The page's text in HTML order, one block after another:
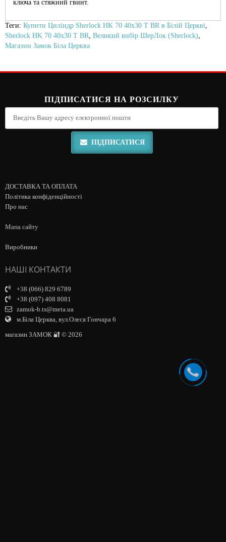
ключа та стяжний гвинт.
Теги: Купити Циліндр Sherlock HK 70 40х30 T BR в Білій Церкві
Sherlock HK 70 40х30 T BR Великий вибір ШерЛок (Sherlock)
Магазин Замок Біла Церква
ПІДПИСАТИСЯ НА РОЗСИЛКУ
ПІДПИСАТИСЯ
ДОСТАВКА ТА ОПЛАТА
Політика конфіденційності
Про нас
Мапа сайту
Виробники
НАШІ КОНТАКТИ
+38 (066) 829 6789
+38 (097) 408 8081
zamok-b.ts@meta.ua
м.Біла Церква, вул.Олеся Гончара 6
магазин ЗАМОК 🔐 © 2026